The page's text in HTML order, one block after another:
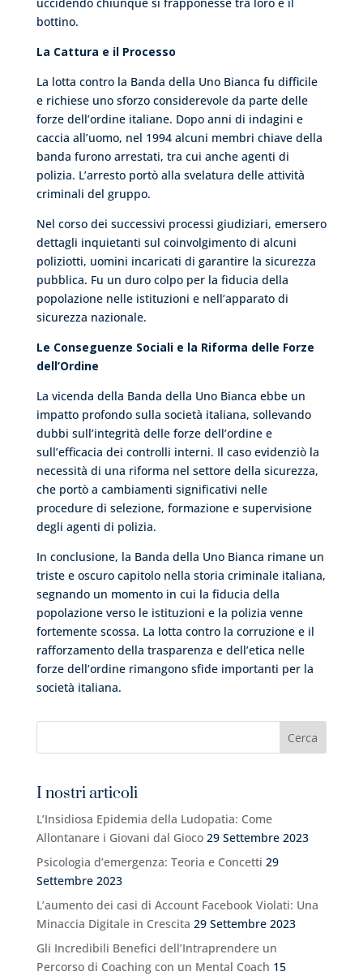
bottino.
La Cattura e il Processo
La lotta contro la Banda della Uno Bianca fu difficile
e richiese uno sforzo considerevole da parte delle
forze dell’ordine italiane. Dopo anni di indagini e
caccia all’uomo, nel 1994 alcuni membri chiave della
banda furono arrestati, tra cui anche agenti di
polizia. L’arresto portò alla svelatura delle attività
criminali del gruppo.
Nel corso dei successivi processi giudiziari, emersero
dettagli inquietanti sul coinvolgimento di alcuni
poliziotti, uomini incaricati di garantire la sicurezza
pubblica. Fu un duro colpo per la fiducia della
popolazione nelle istituzioni e nell’apparato di
sicurezza nazionale.
Le Conseguenze Sociali e la Riforma delle Forze
dell’Ordine
La vicenda della Banda della Uno Bianca ebbe un
impatto profondo sulla società italiana, sollevando
dubbi sull’integrità delle forze dell’ordine e
sull’efficacia dei controlli interni. Il caso evidenziò la
necessità di una riforma nel settore della sicurezza,
che portò a cambiamenti significativi nelle
procedure di selezione, formazione e supervisione
degli agenti di polizia.
In conclusione, la Banda della Uno Bianca rimane un
triste e oscuro capitolo nella storia criminale italiana,
segnando un momento in cui la fiducia della
popolazione verso le istituzioni e la polizia venne
fortemente scossa. La lotta contro la corruzione e il
rafforzamento della trasparenza e dell’etica nelle
forze dell’ordine rimangono sfide importanti per la
società italiana.
I nostri articoli
L’Insidiosa Epidemia della Ludopatia: Come
Allontanare i Giovani dal Gioco 29 Settembre 2023
Psicologia d’emergenza: Teoria e Concetti 29
Settembre 2023
L’aumento dei casi di Account Facebook Violati: Una
Minaccia Digitale in Crescita 29 Settembre 2023
Gli Incredibili Benefici dell’Intraprendere un
Percorso di Coaching con un Mental Coach 15